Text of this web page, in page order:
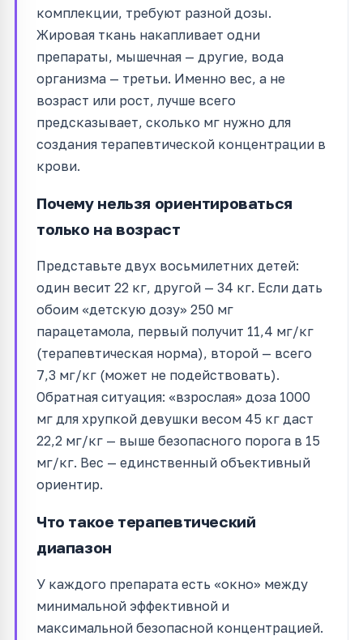
комплекции, требуют разной дозы.
Жировая ткань накапливает одни
препараты, мышечная — другие, вода
организма — третьи. Именно вес, а не
возраст или рост, лучше всего
предсказывает, сколько мг нужно для
создания терапевтической концентрации в
крови.
Почему нельзя ориентироваться
только на возраст
Представьте двух восьмилетних детей:
один весит 22 кг, другой — 34 кг. Если дать
обоим «детскую дозу» 250 мг
парацетамола, первый получит 11,4 мг/кг
(терапевтическая норма), второй — всего
7,3 мг/кг (может не подействовать).
Обратная ситуация: «взрослая» доза 1000
мг для хрупкой девушки весом 45 кг даст
22,2 мг/кг — выше безопасного порога в 15
мг/кг. Вес — единственный объективный
ориентир.
Что такое терапевтический
диапазон
У каждого препарата есть «окно» между
минимальной эффективной и
максимальной безопасной концентрацией.